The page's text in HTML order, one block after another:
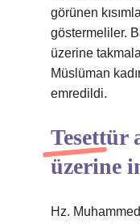
görünen
göstermeliler.
üzerine
Müslüman
emredildi.
Tesettür
üzerine
Hz.